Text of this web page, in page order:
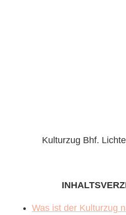
Kulturzug Bhf.
Was ist der Kulturzug